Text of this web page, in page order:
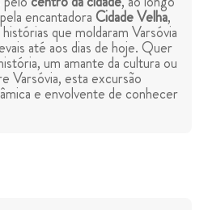
encantadoraCidade Velha,
que moldaram Varsóvia
até aos dias de hoje. Quer
um amante da cultura ou
Varsóvia, esta excursão
e envolvente de conhecer